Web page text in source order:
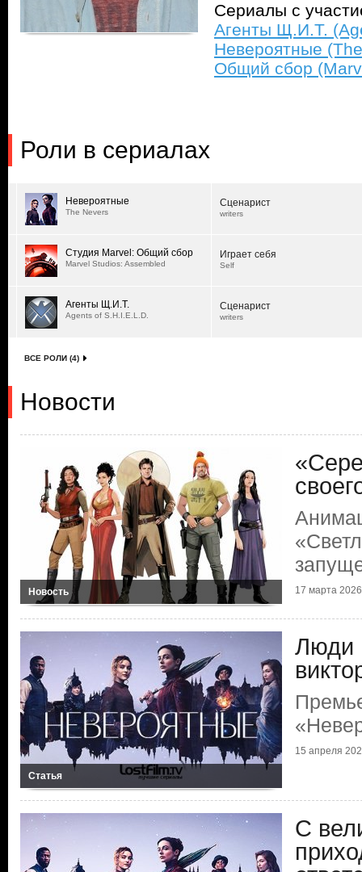
Сериалы с
Агенты Щ.И.Т.
Невероятные
Общий сбор
Роли в сериалах
Невероятные
The Nevers
Сценарист
writers
Студия Marvel: Общий сбор
Marvel Studios: Assembled
Играет себя
Self
Агенты Щ.И.Т.
Agents of S.H.I.E.L.D.
Сценарист
writers
ВСЕ РОЛИ (4)
Новости
Новость 17 марта 2026
Статья
Люди
15 апреля
С